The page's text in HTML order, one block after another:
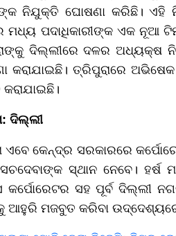
ନିଯୁକ୍ତି ଘୋଷଣା କରିଛି।
ମଧ୍ୟ ପଦାଧିକାରୀଙ୍କ ଏକ ନୂଆ
ଦିଲ୍ଲୀରେ ଦଳର ଅଧ୍ୟକ୍ଷ
କରାଯାଇଛି। ତ୍ରିପୁରାରେ
ଦିଲ୍ଲୀ
ଏବେ କେନ୍ଦ୍ର ସରକାରରେ
ସ୍ଥାନ ନେବେ। ହର୍ଷ
କର୍ପୋରେଟର ସହ ପୂର୍ବ
ଆହୁରି ମଜବୁତ କରିବା